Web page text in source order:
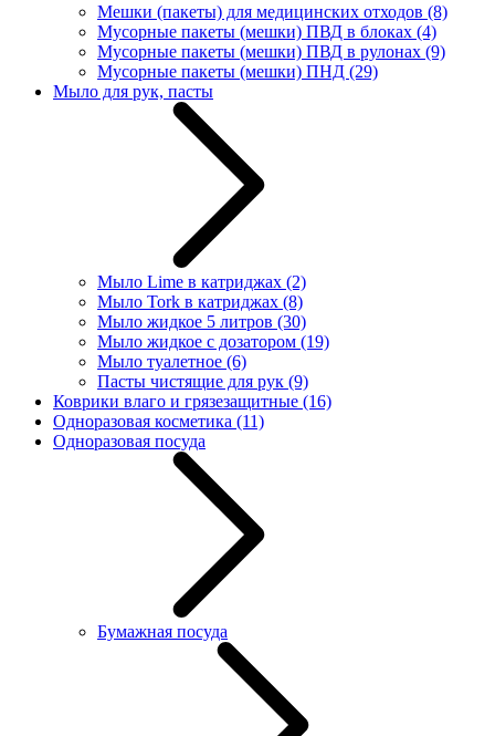
Мешки (пакеты) для медицинских отходов (8)
Мусорные пакеты (мешки) ПВД в блоках (4)
Мусорные пакеты (мешки) ПВД в рулонах (9)
Мусорные пакеты (мешки) ПНД (29)
Мыло для рук, пасты
Мыло Lime в катриджах (2)
Мыло Tork в катриджах (8)
Мыло жидкое 5 литров (30)
Мыло жидкое с дозатором (19)
Мыло туалетное (6)
Пасты чистящие для рук (9)
Коврики влаго и грязезащитные (16)
Одноразовая косметика (11)
Одноразовая посуда
Бумажная посуда